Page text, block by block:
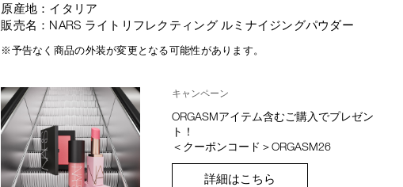
原産地：イタリア
販売名：NARS ライトリフレクティング ルミナイジングパウダー
※予告なく商品の外装が変更となる可能性があります。
キャンペーン
ORGASMアイテム含むご購入でプレゼン
ト！
＜クーポンコード＞ORGASM26
詳細はこちら